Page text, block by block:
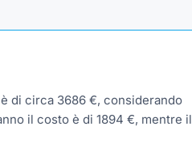
di circa 3686 €, considerando
il costo è di 1894 €, mentre il